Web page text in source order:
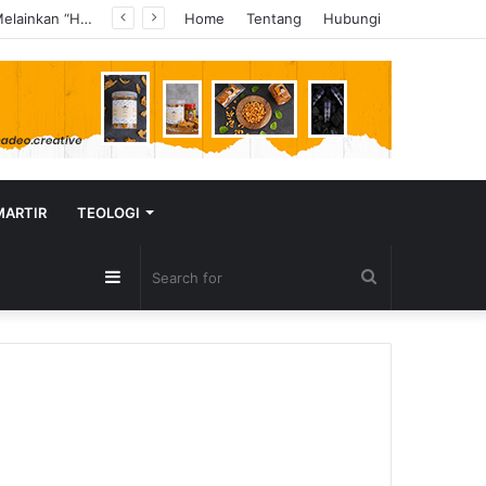
Tangisan di Altar Menggema: Doa Bagi Kebangkitan Suku-Suku Indonesia di Wind & Fire Conference Semarang Home Tentang Hubungi
TEOLOGI
for
Sidebar